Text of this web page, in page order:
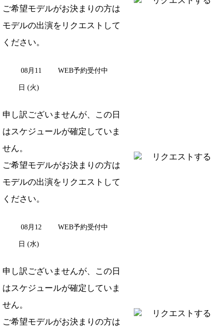
ご希望モデルがお決まりの方は
モデルの出演をリクエスト して
ください。
08月11
日 (火)
WEB予約受付中
申し訳ございませんが、この日
はスケジュールが確定していま
せん。
ご希望モデルがお決まりの方は
モデルの出演をリクエスト して
ください。
リクエストする
08月12
日 (水)
WEB予約受付中
申し訳ございませんが、この日
はスケジュールが確定していま
せん。
ご希望モデルがお決まりの方は
リクエストする